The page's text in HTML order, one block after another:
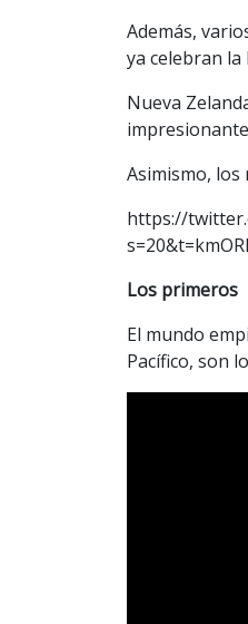
Además,
ya celebran la
Nueva
Asimismo, los
https://
Los primeros
El mundo
Pacífico, son